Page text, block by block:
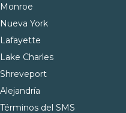
Monroe
Nueva York
Lafayette
Lake Charles
Shreveport
Alejandría
Términos del SMS